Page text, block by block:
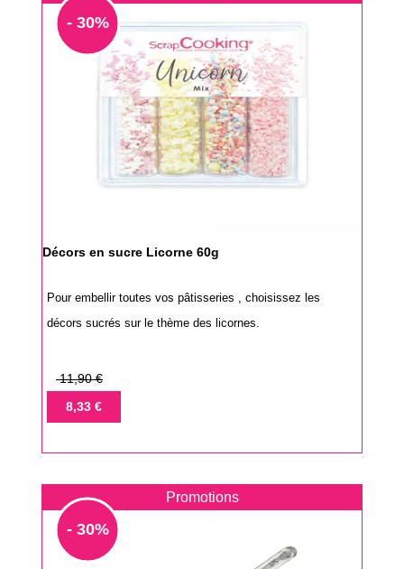
- 30%
Décors en sucre Licorne 60g
Pour embellir toutes vos pâtisseries , choisissez les
décors sucrés sur le thème des licornes.
Prix
base
11,90 €
Prix8,33 €
Promotions
- 30%